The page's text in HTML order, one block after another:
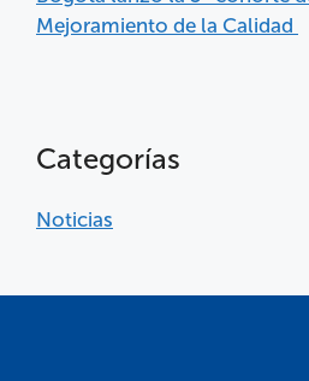
Mejoramiento de la Calidad
Categorías
Noticias